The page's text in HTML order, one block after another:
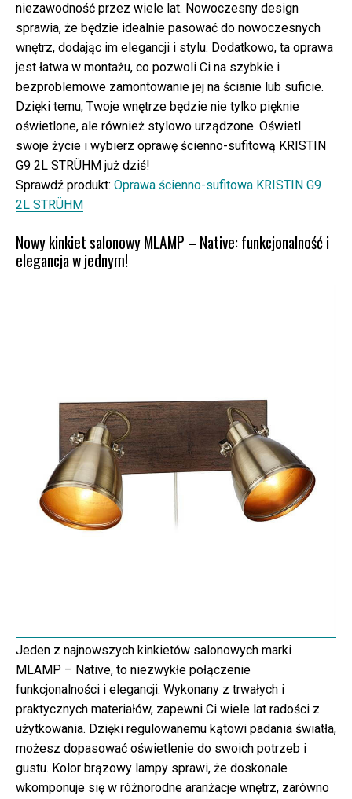
niezawodność przez wiele lat. Nowoczesny design
sprawia, że będzie idealnie pasować do nowoczesnych
wnętrz, dodając im elegancji i stylu. Dodatkowo, ta oprawa
jest łatwa w montażu, co pozwoli Ci na szybkie i
bezproblemowe zamontowanie jej na ścianie lub suficie.
Dzięki temu, Twoje wnętrze będzie nie tylko pięknie
oświetlone, ale również stylowo urządzone. Oświetl
swoje życie i wybierz oprawę ścienno-sufitową KRISTIN
G9 2L STRÜHM już dziś!
Sprawdź produkt: Oprawa ścienno-sufitowa KRISTIN G9
2L STRÜHM
Nowy kinkiet salonowy MLAMP – Native: funkcjonalność i
elegancja w jednym!
Jeden z najnowszych kinkietów salonowych marki
MLAMP – Native, to niezwykłe połączenie
funkcjonalności i elegancji. Wykonany z trwałych i
praktycznych materiałów, zapewni Ci wiele lat radości z
użytkowania. Dzięki regulowanemu kątowi padania światła,
możesz dopasować oświetlenie do swoich potrzeb i
gustu. Kolor brązowy lampy sprawi, że doskonale
wkomponuje się w różnorodne aranżacje wnętrz, zarówno